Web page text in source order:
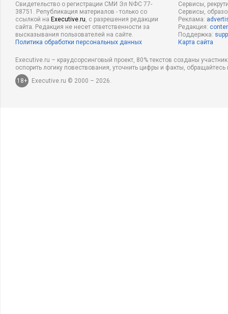
Свидетельство о регистрации СМИ Эл NФС 77-
38751. Републикация материалов - только со
ссылкой на Executive.ru, с разрешения редакции
сайта. Редакция не несет ответственности за
высказывания пользователей на сайте.
Политика обработки персональных данных
Сервисы,
Сервисы,
Реклама:
Редакция:
Поддержка:
Карта сайта
Executive.ru – краудсорсинговый проект, 80% текстов созданы
оспорить логику повествования, уточнить цифры и факты,
18+
Executive.ru © 2000 – 2026.